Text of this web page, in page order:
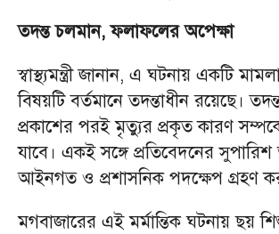
তদন্ত চলমান, ফলাফলের অপেক্ষা
স্বাস্থ্যমন্ত্রী জানান, এ ঘটনায় একটি
বিষয়টি বর্তমানে তদন্তাধীন রয়েছে।
প্রকাশের পরই মৃত্যুর প্রকৃত কারণ সম্পর্কে
যাবে। একই সঙ্গে প্রতিবেদনের সুপারিশ
আইনগত ও প্রশাসনিক পদক্ষেপ গ্রহণ
মগবাজারের এই মর্মান্তিক ঘটনায় ছয়